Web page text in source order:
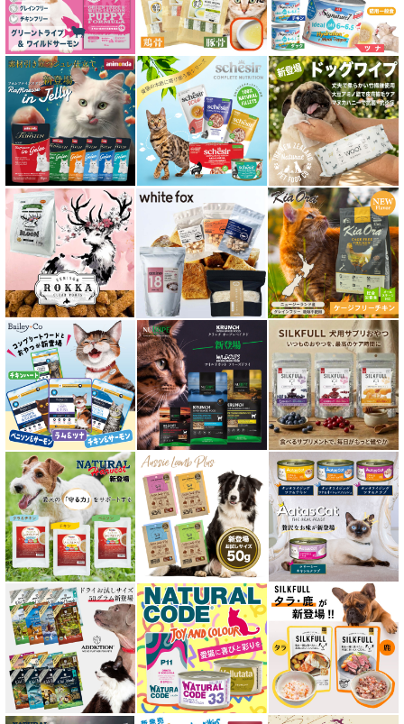
関節サポート対応 フード for CAT
糖尿ケア対応 フード for CAT
肥満ケア対応 フード for CAT
泌尿器ケア対応 フード for CAT
胃腸ケア対応 フード for CAT
口腔内・喉ケア対応商品 猫用
食欲サポート対応キャットフード
肝臓ケア対応キャットフード
免疫サポート 猫用
低脂肪 ドライフード for CAT
水分補給用ウェットフード for CAT
特集 穀物不使用 キャットフード（ドライ）
エアドライ キャットフード
フリーズドライ キャットフード